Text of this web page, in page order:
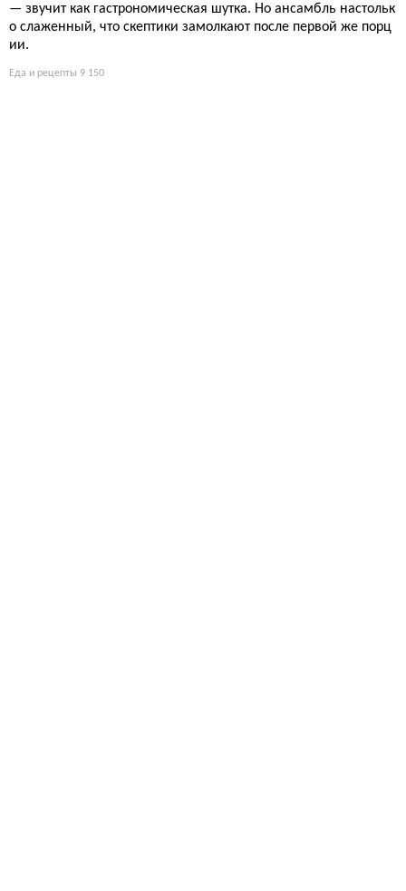
— звучит как гастрономическая шутка. Но ансамбль настольк
о слаженный, что скептики замолкают после первой же порц
ии.
Еда и рецепты 9 150